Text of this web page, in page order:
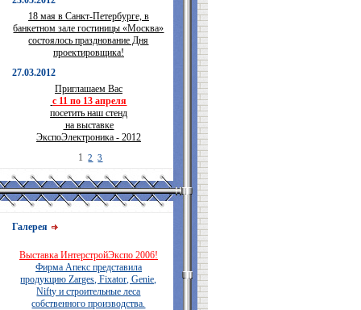
18 мая в Санкт-Петербурге, в
банкетном зале гостиницы «Москва»
состоялось празднование Дня
проектировщика!
27.03.2012
Приглашаем Вас
с 11 по 13 апреля
посетить наш стенд
на выставке
ЭкспоЭлектроника - 2012
1
2 3
Галерея
Выставка ИнтерстройЭкспо 2006!
Фирма Апекс представила
продукцию Zarges, Fixator, Genie,
Nifty и строительные леса
собственного производства.